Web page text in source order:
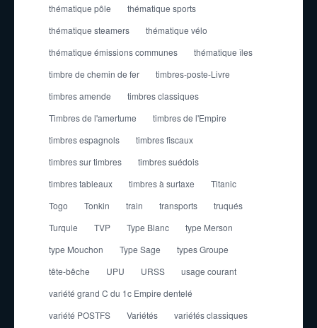
thématique pôle
thématique sports
thématique steamers
thématique vélo
thématique émissions communes
thématique îles
timbre de chemin de fer
timbres-poste-Livre
timbres amende
timbres classiques
Timbres de l'amertume
timbres de l'Empire
timbres espagnols
timbres fiscaux
timbres sur timbres
timbres suédois
timbres tableaux
timbres à surtaxe
Titanic
Togo
Tonkin train transports
truqués
Turquie
TVP Type Blanc
type Merson
type Mouchon
Type Sage
types Groupe
tête-bêche
UPU URSS
usage courant
variété grand C du 1c Empire dentelé
variété POSTFS
Variétés
variétés classiques